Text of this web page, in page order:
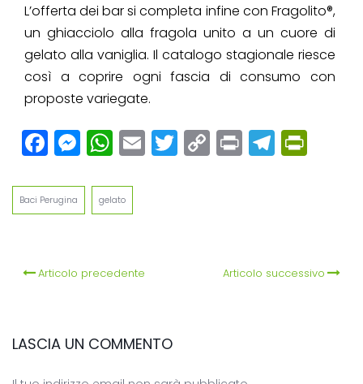
L’offerta dei bar si completa infine con Fragolito®,
un ghiacciolo alla fragola unito a un cuore di
gelato alla vaniglia. Il catalogo stagionale riesce
così a coprire ogni fascia di consumo con
proposte variegate.
Facebook
Messenger
WhatsApp
EmailTwitter
CopyPrint
Baci Perugina gelato
Articolo precedente Articolo successivo
LASCIA UN COMMENTO